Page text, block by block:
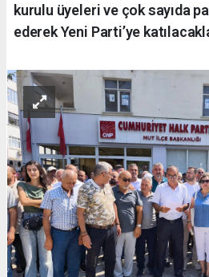
kurulu üyeleri ve çok sayıda
ederek Yeni Parti’ye